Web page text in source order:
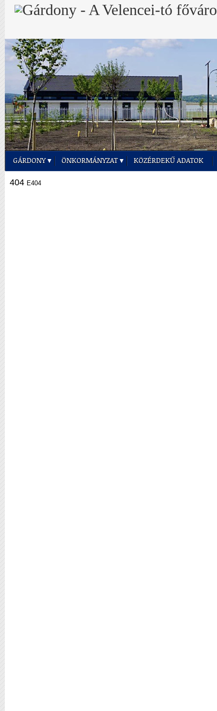
GÁRDONY ÖNKORMÁNYZAT KÖZÉRDEKŰ ADATOK
404 E404